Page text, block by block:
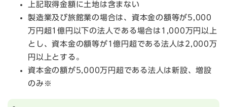
上記取得金額に土地は含まない
製造業及び旅館業の場合は、資本金の額等が5,000
万円超1億円以下の法人である場合は1,000万円以上
とし、資本金の額等が1億円超である法人は2,000万
円以上とする。
資本金の額が5,000万円超である法人は新設、増設
のみ※